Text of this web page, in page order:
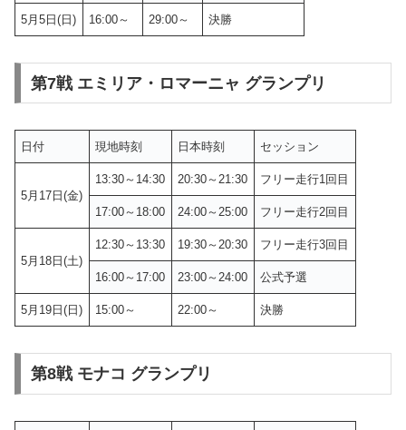
5月5日(日) 16:00～ 29:00～ 決勝
第7戦 エミリア・ロマーニャ グランプリ
日付 現地時刻 日本時刻 セッション
5月17日(金)
13:30～14:30 20:30～21:30 フリー走行1回目
17:00～18:00 24:00～25:00 フリー走行2回目
5月18日(土)
12:30～13:30 19:30～20:30 フリー走行3回目
16:00～17:00 23:00～24:00 公式予選
5月19日(日) 15:00～ 22:00～ 決勝
第8戦 モナコ グランプリ